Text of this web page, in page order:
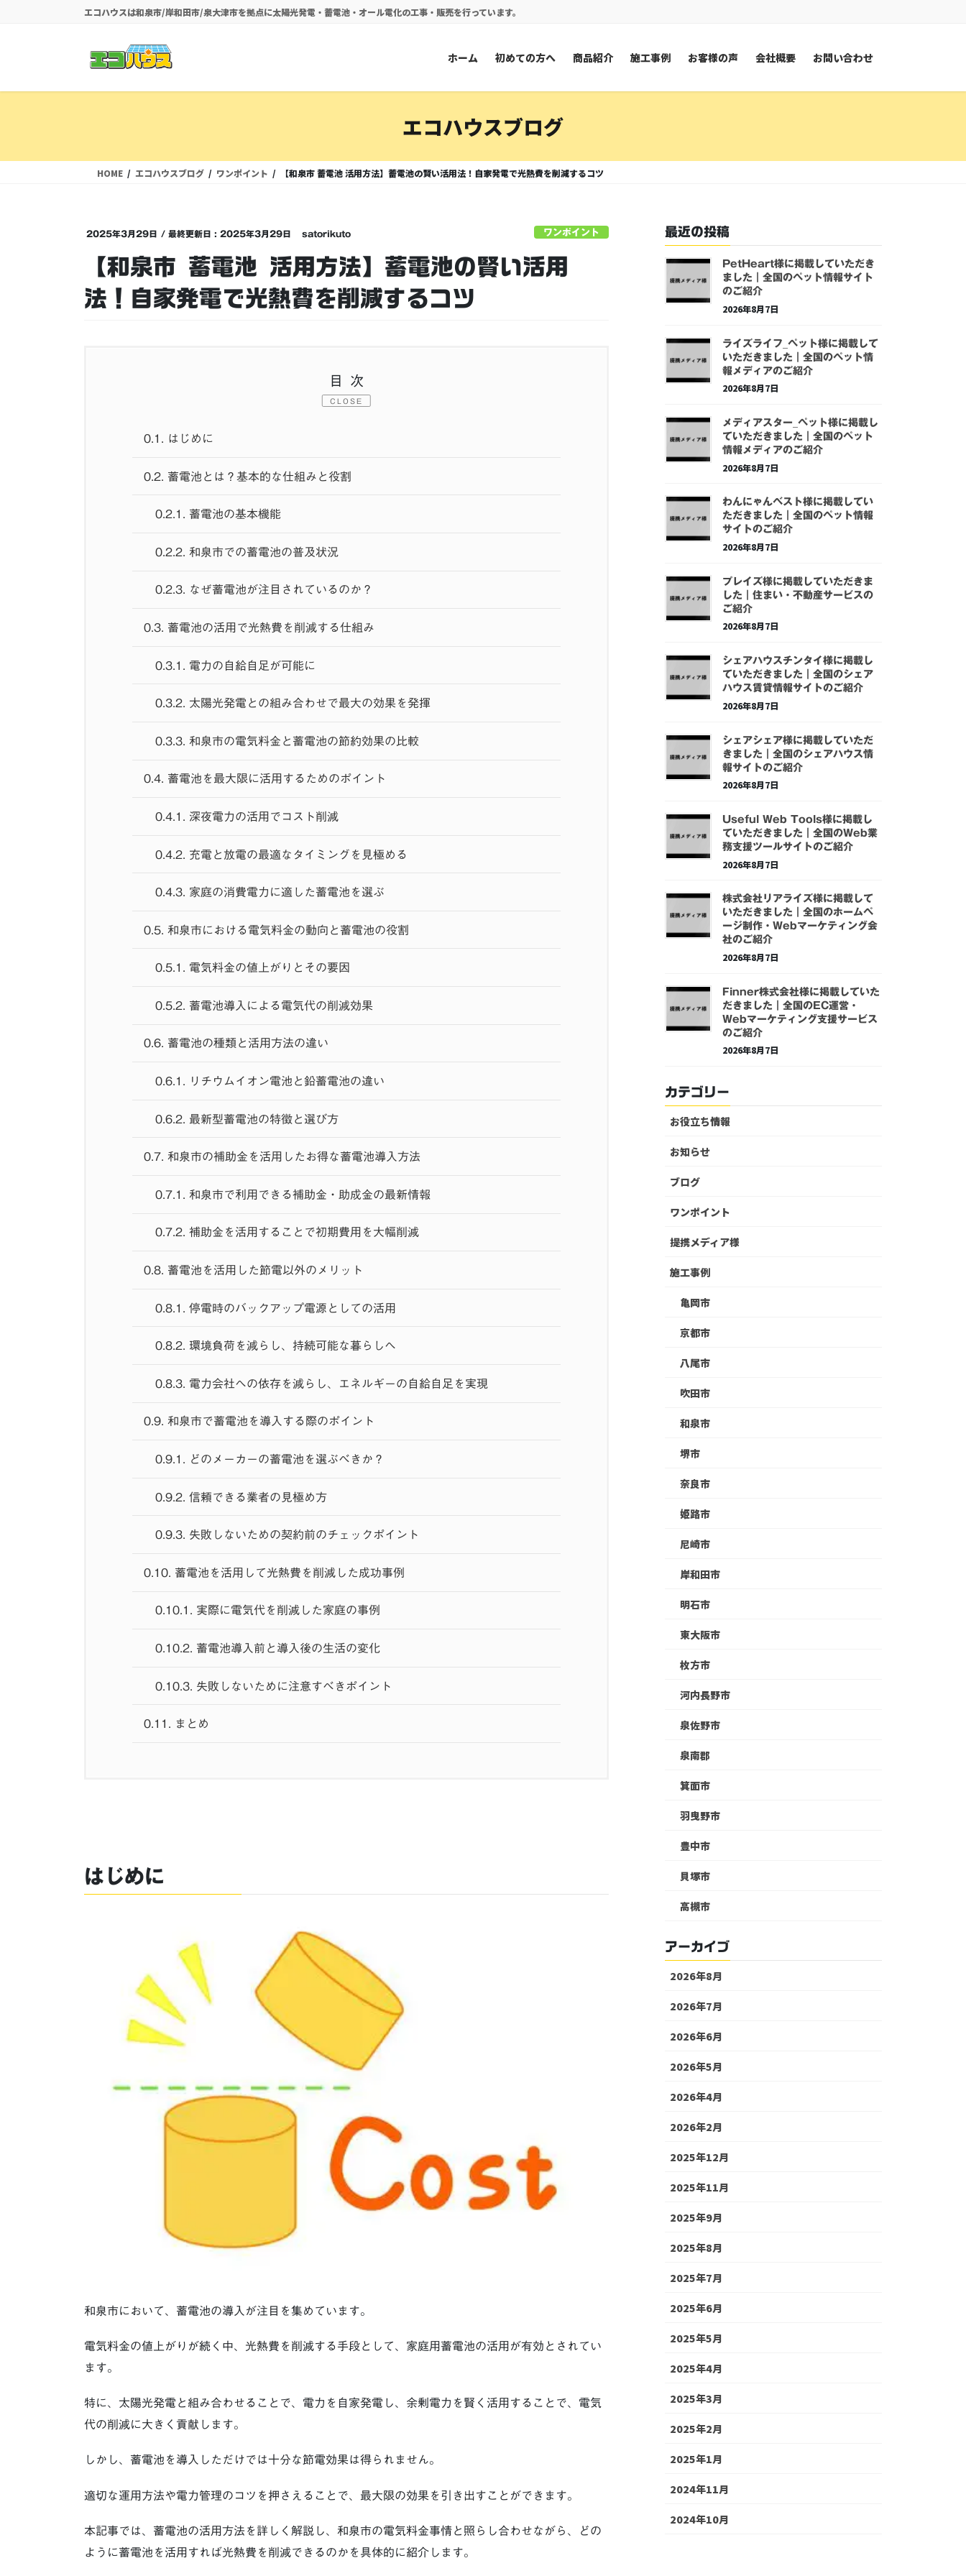
に
ョ
動
エコハウスは和泉市/岸和田市/泉大津市を拠点に太陽光発電・蓄電池・オール電化の工事・販売を行っています。
ホーム 初めての方へ 商品紹介 施工事例 お客様の声 会社概要 お問い合わせ
エコハウスブログ
HOME エコハウスブログ ワンポイント 【和泉市 蓄電池 活用方法】蓄電池の賢い活用法！自家発電で光熱費を削減するコツ
2025年3月29日 / 最終更新日 : 2025年3月29日 satorikuto ワンポイント
【和泉市 蓄電池 活用方法】蓄電池の賢い活用
法！自家発電で光熱費を削減するコツ
目次
CLOSE
0.1. はじめに
0.2. 蓄電池とは？基本的な仕組みと役割
0.2.1. 蓄電池の基本機能
0.2.2. 和泉市での蓄電池の普及状況
0.2.3. なぜ蓄電池が注目されているのか？
0.3. 蓄電池の活用で光熱費を削減する仕組み
0.3.1. 電力の自給自足が可能に
0.3.2. 太陽光発電との組み合わせで最大の効果を発揮
0.3.3. 和泉市の電気料金と蓄電池の節約効果の比較
0.4. 蓄電池を最大限に活用するためのポイント
0.4.1. 深夜電力の活用でコスト削減
0.4.2. 充電と放電の最適なタイミングを見極める
0.4.3. 家庭の消費電力に適した蓄電池を選ぶ
0.5. 和泉市における電気料金の動向と蓄電池の役割
0.5.1. 電気料金の値上がりとその要因
0.5.2. 蓄電池導入による電気代の削減効果
0.6. 蓄電池の種類と活用方法の違い
0.6.1. リチウムイオン電池と鉛蓄電池の違い
0.6.2. 最新型蓄電池の特徴と選び方
0.7. 和泉市の補助金を活用したお得な蓄電池導入方法
0.7.1. 和泉市で利用できる補助金・助成金の最新情報
0.7.2. 補助金を活用することで初期費用を大幅削減
0.8. 蓄電池を活用した節電以外のメリット
0.8.1. 停電時のバックアップ電源としての活用
0.8.2. 環境負荷を減らし、持続可能な暮らしへ
0.8.3. 電力会社への依存を減らし、エネルギーの自給自足を実現
0.9. 和泉市で蓄電池を導入する際のポイント
0.9.1. どのメーカーの蓄電池を選ぶべきか？
0.9.2. 信頼できる業者の見極め方
0.9.3. 失敗しないための契約前のチェックポイント
0.10. 蓄電池を活用して光熱費を削減した成功事例
0.10.1. 実際に電気代を削減した家庭の事例
0.10.2. 蓄電池導入前と導入後の生活の変化
0.10.3. 失敗しないために注意すべきポイント
0.11. まとめ
はじめに
和泉市において、蓄電池の導入が注目を集めています。
電気料金の値上がりが続く中、光熱費を削減する手段として、家庭用蓄電池の活用が有効とされてい
ます。
特に、太陽光発電と組み合わせることで、電力を自家発電し、余剰電力を賢く活用することで、電気
代の削減に大きく貢献します。
しかし、蓄電池を導入しただけでは十分な節電効果は得られません。
適切な運用方法や電力管理のコツを押さえることで、最大限の効果を引き出すことができます。
本記事では、蓄電池の活用方法を詳しく解説し、和泉市の電気料金事情と照らし合わせながら、どの
ように蓄電池を活用すれば光熱費を削減できるのかを具体的に紹介します。
最近の投稿
PetHeart様に掲載していただき
ました｜全国のペット情報サイト
のご紹介
2026年8月7日
ライズライフ_ペット様に掲載して
いただきました｜全国のペット情
報メディアのご紹介
2026年8月7日
メディアスター_ペット様に掲載し
ていただきました｜全国のペット
情報メディアのご紹介
2026年8月7日
わんにゃんベスト様に掲載してい
ただきました｜全国のペット情報
サイトのご紹介
2026年8月7日
プレイズ様に掲載していただきま
した｜住まい・不動産サービスの
ご紹介
2026年8月7日
シェアハウスチンタイ様に掲載し
ていただきました｜全国のシェア
ハウス賃貸情報サイトのご紹介
2026年8月7日
シェアシェア様に掲載していただ
きました｜全国のシェアハウス情
報サイトのご紹介
2026年8月7日
Useful Web Tools様に掲載し
ていただきました｜全国のWeb業
務支援ツールサイトのご紹介
2026年8月7日
株式会社リアライズ様に掲載して
いただきました｜全国のホームペ
ージ制作・Webマーケティング会
社のご紹介
2026年8月7日
Finner株式会社様に掲載していた
だきました｜全国のEC運営・
Webマーケティング支援サービス
のご紹介
2026年8月7日
カテゴリー
お役立ち情報
お知らせ
ブログ
ワンポイント
提携メディア様
施工事例
亀岡市
京都市
八尾市
吹田市
和泉市
堺市
奈良市
姫路市
尼崎市
岸和田市
明石市
東大阪市
枚方市
河内長野市
泉佐野市
泉南郡
箕面市
羽曳野市
豊中市
貝塚市
高槻市
アーカイブ
2026年8月
2026年7月
2026年6月
2026年5月
2026年4月
2026年2月
2025年12月
2025年11月
2025年9月
2025年8月
2025年7月
2025年6月
2025年5月
2025年4月
2025年3月
2025年2月
2025年1月
2024年11月
2024年10月